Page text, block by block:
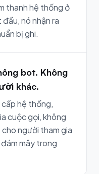
thanh hệ thống ở
nó nhận ra
bị ghi.
bot. Không
khác.
hệ thống,
cuộc gọi, không
người tham gia
mây trong